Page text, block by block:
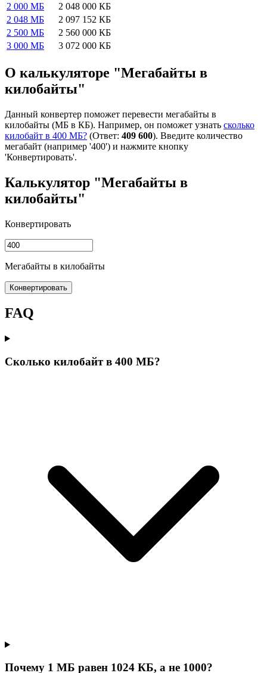
2 000 МБ
2 048 000 КБ
2 048 МБ
2 097 152 КБ
2 500 МБ
2 560 000 КБ
3 000 МБ
3 072 000 КБ
О калькуляторе "Мегабайты в
килобайты"
Данный конвертер поможет перевести мегабайты в
килобайты (МБ в КБ). Например, он поможет узнать сколько
килобайт в 400 МБ? (Ответ: 409 600). Введите количество
мегабайт (например '400') и нажмите кнопку
'Конвертировать'.
Калькулятор "Мегабайты в
килобайты"
Конвертировать
Мегабайты в килобайты
Конвертировать
FAQ
Сколько килобайт в 400 МБ?
Почему 1 МБ равен 1024 КБ, а не 1000?